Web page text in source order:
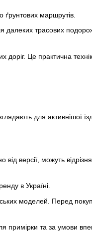
ґрунтових маршрутів.
далеких трасових
доріг. Це практична
для активнішої
версії, можуть
в Україні.
моделей. Перед
та за умови